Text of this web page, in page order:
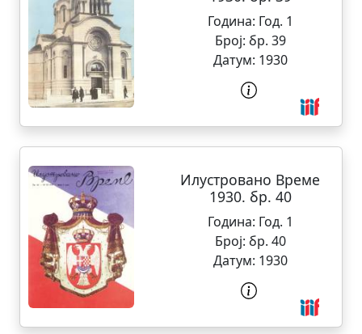
Година: Год. 1
Број: бр. 39
Датум: 1930
Илустровано Време
1930. бр. 40
Година: Год. 1
Број: бр. 40
Датум: 1930